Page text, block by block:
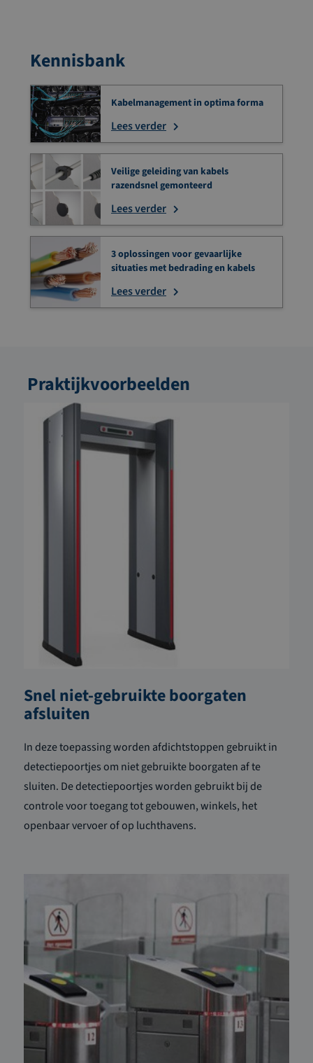
Kennisbank
Kabelmanagement in optima forma
Lees verder
Veilige geleiding van kabels
razendsnel gemonteerd
Lees verder
3 oplossingen voor gevaarlijke
situaties met bedrading en kabels
Lees verder
Praktijkvoorbeelden
Snel niet-gebruikte boorgaten
afsluiten
In deze toepassing worden afdichtstoppen gebruikt in
detectiepoortjes om niet gebruikte boorgaten af te
sluiten. De detectiepoortjes worden gebruikt bij de
controle voor toegang tot gebouwen, winkels, het
openbaar vervoer of op luchthavens.